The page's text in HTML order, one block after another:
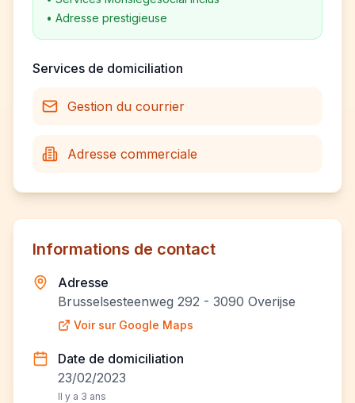
• Adresse prestigieuse
Services de domiciliation
Gestion du courrier
Adresse commerciale
Informations de contact
Adresse
Brusselsesteenweg 292 - 3090 Overijse
Voir sur Google Maps
Date de domiciliation
23/02/2023
Il y a 3 ans